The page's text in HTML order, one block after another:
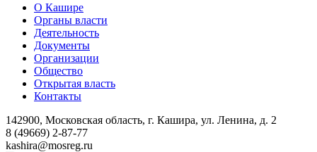
О Кашире
Органы власти
Деятельность
Документы
Организации
Общество
Открытая власть
Контакты
142900, Московская область, г. Кашира, ул. Ленина, д. 2
8 (49669) 2-87-77
kashira@mosreg.ru